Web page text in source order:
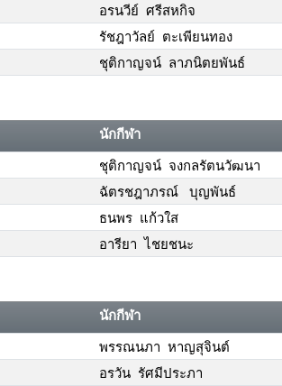
อรนวีย์ ศรีสหกิจ
รัชฎาวัลย์ ตะเพียนทอง
ชุติกาญจน์ ลาภนิตยพันธ์
นักกีฬา
ชุติกาญจน์ จงกลรัตนวัฒนา
ฉัตรชฎาภรณ์ บุญพันธ์
ธนพร แก้วใส
อารียา ไชยชนะ
นักกีฬา
พรรณนภา หาญสุจินต์
อรวัน รัศมีประภา